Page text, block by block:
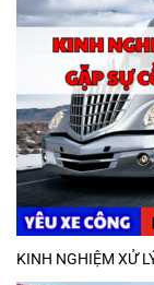
KINH NGHIỆM XỬ